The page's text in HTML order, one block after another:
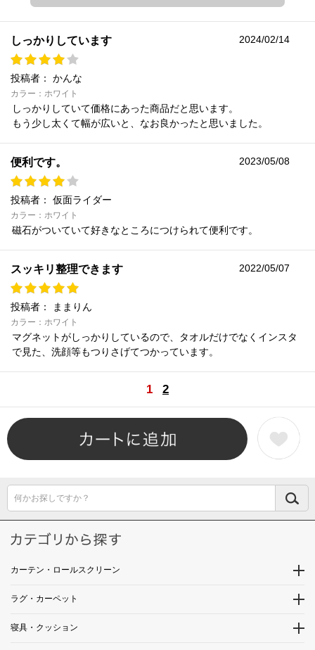
しっかりしています 2024/02/14
投稿者： かんな
カラー：ホワイト
しっかりしていて価格にあった商品だと思います。
もう少し太くて幅が広いと、なお良かったと思いました。
便利です。 2023/05/08
投稿者： 仮面ライダー
カラー：ホワイト
磁石がついていて好きなところにつけられて便利です。
スッキリ整理できます 2022/05/07
投稿者： ままりん
カラー：ホワイト
マグネットがしっかりしているので、タオルだけでなくインスタ
で見た、洗顔等もつりさげてつかっています。
1 2
何かお探しですか？
カーテン・ロールスクリーン
ラグ・カーペット
寝具・クッション